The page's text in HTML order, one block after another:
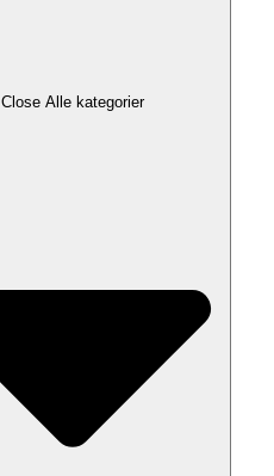
Close Alle kategorier